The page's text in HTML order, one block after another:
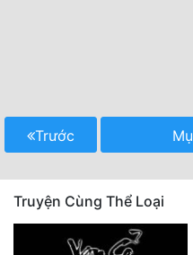
Trước
Truyện Cùng Thể Loại